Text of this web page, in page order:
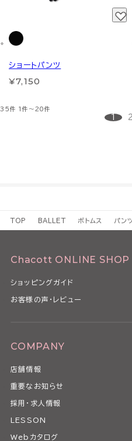
ショートパンツ
¥7,150
35件 1件～20件
1 2
TOP BALLET ボトムス パン
Chacott ONLINE SHOP
ショッピングガイド
お客様の声・レビュー
COMPANY
店舗情報
重要なお知らせ
採用・求人情報
LESSON
Webカタログ